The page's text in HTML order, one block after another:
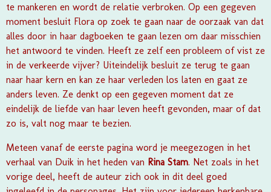
te mankeren en wordt de relatie verbroken. Op een gegeven
moment besluit Flora op zoek te gaan naar de oorzaak van dat
alles door in haar dagboeken te gaan lezen om daar misschien
het antwoord te vinden. Heeft ze zelf een probleem of vist ze
in de verkeerde vijver? Uiteindelijk besluit ze terug te gaan
naar haar kern en kan ze haar verleden los laten en gaat ze
anders leven. Ze denkt op een gegeven moment dat ze
eindelijk de liefde van haar leven heeft gevonden, maar of dat
zo is, valt nog maar te bezien.
Meteen vanaf de eerste pagina word je meegezogen in het
verhaal van Duik in het heden van Rina Stam. Net zoals in het
vorige deel, heeft de auteur zich ook in dit deel goed